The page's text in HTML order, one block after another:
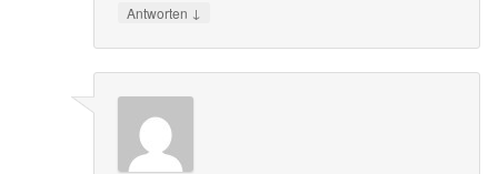
Antworten ↓